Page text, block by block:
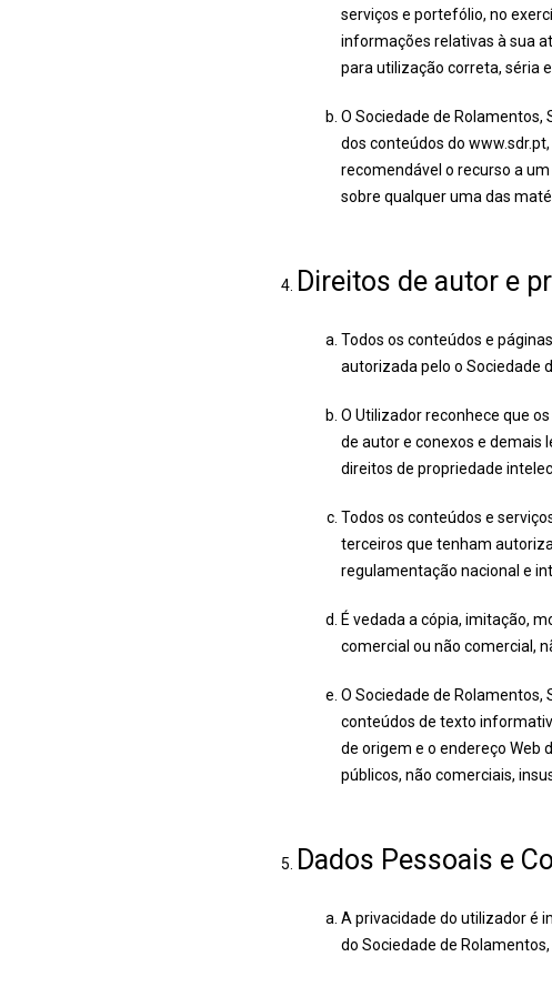
serviços e portefólio, no
informações relativas à sua
para utilização correta, séria
O Sociedade de
dos conteúdos do
recomendável o recurso a
sobre qualquer uma das
Direitos de autor e
Todos os conteúdos e
autorizada pelo o Sociedade
O Utilizador reconhece que
de autor e conexos e demais
direitos de propriedade
Todos os conteúdos e
terceiros que tenham
regulamentação nacional e
É vedada a cópia, imitação,
comercial ou não comercial,
O Sociedade de Rolamentos,
conteúdos de texto
de origem e o endereço Web
públicos, não comerciais,
Dados Pessoais e
A privacidade do utilizador é
do Sociedade de Rolamentos,